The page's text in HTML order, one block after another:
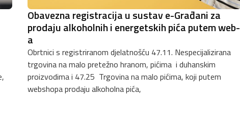
Obavezna registracija u sustav e-Građani za
prodaju alkoholnih i energetskih pića putem web-
a
Obrtnici s registriranom djelatnošću 47.11. Nespecijalizirana
trgovina na malo pretežno hranom, pićima i duhanskim
proizvodima i 47.25 Trgovina na malo pićima, koji putem
webshopa prodaju alkoholna pića,